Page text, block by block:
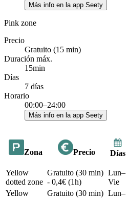
Más info en la app Seety
Pink zone
Precio
Gratuito (15 min)
Duración máx.
15min
Días
7 días
Horario
00:00–24:00
Más info en la app Seety
Zona Precio Días
Yellow
dotted zone
Gratuito (30 min)
- 0,4€ (1h)
Lun–
Vie
Yellow
Gratuito (30 min) Lun–